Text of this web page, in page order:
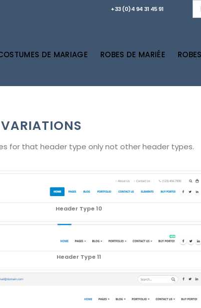
+33 (0)4 94 31 45 91
DE MARIAGE ROBES DE MARIÉE
VARIATIONS
for that header type only not other header types.
Header Type 10
Header Type 11